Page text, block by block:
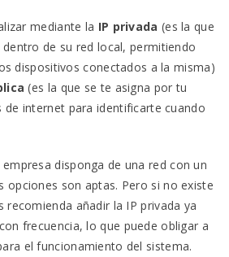
mediante la IP privada (es la que
de su red local, permitiendo
dispositivos conectados a la misma)
(es la que se te asigna por tu
de internet para identificarte cuando
disponga de una red con un
opciones son aptas. Pero si no existe
recomienda añadir la IP privada ya
frecuencia, lo que puede obligar a
el funcionamiento del sistema.